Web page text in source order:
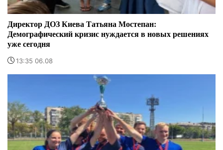
Директор ДОЗ Киева Татьяна Мостепан:
Демографический кризис нуждается в новых решениях
уже сегодня
13:35 06.08